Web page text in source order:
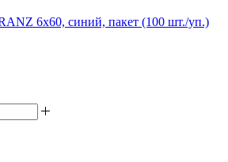
6х60, синий, пакет (100 шт./уп.)